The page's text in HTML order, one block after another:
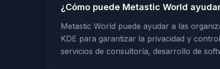
¿Cómo puede Metastic World
Metastic World puede ayudar a las
KDE para garantizar la privacidad y
servicios de consultoría, desarrollo de